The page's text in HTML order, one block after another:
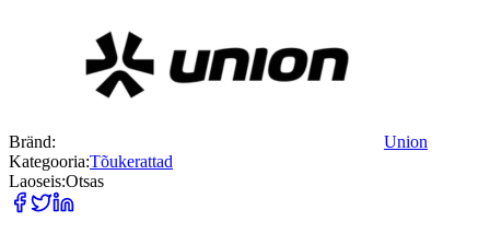
Bränd:
Union
Kategooria:Tõukerattad
Laoseis:Otsas